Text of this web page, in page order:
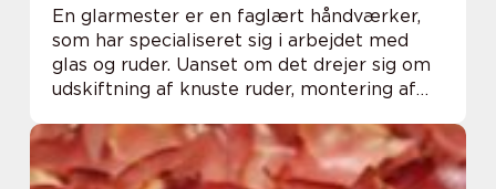
En glarmester er en faglært håndværker,
som har specialiseret sig i arbejdet med
glas og ruder. Uanset om det drejer sig om
udskiftning af knuste ruder, montering af
glasløsninger til hjem...